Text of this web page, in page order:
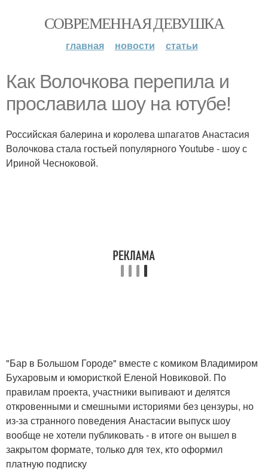
СОВРЕМЕННАЯ ДЕВУШКА
главная новости статьи
Как Волочкова перепила и
прославила шоу на ютубе!
Российская балерина и королева шпагатов Анастасия
Волочкова стала гостьей популярного Youtube - шоу с
Ириной Чесноковой.
"Бар в Большом Городе" вместе с комиком Владимиром
Бухаровым и юмористкой Еленой Новиковой. По
правилам проекта, участники выпивают и делятся
откровенными и смешными историями без цензуры, но
из-за странного поведения Анастасии выпуск шоу
вообще не хотели публиковать - в итоге он вышел в
закрытом формате, только для тех, кто оформил
платную подписку